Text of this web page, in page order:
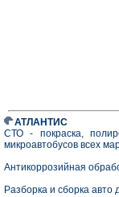
АТЛАНТИС
СТО - покраска,
микроавтобусов всех
Антикоррозийная
Разборка и сборка авто